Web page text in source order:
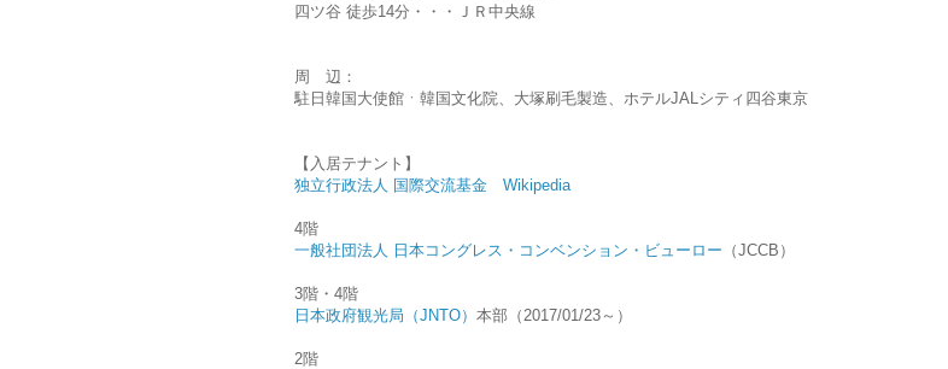
四ツ谷 徒歩14分・・・ＪＲ中央線
周 辺：
駐日韓国大使館ㆍ韓国文化院、大塚刷毛製造、ホテルJALシティ四谷東京
【入居テナント】
独立行政法人 国際交流基金
Wikipedia
4階
一般社団法人 日本コングレス・コンベンション・ビューロー （JCCB）
3階・4階
日本政府観光局（JNTO） 本部（2017/01/23～）
2階